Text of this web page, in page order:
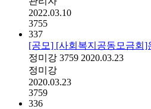
2022.03.10
3755
337
[공모] [사회복지공동모금회]
정미강 3759 2020.03.23
정미강
2020.03.23
3759
336